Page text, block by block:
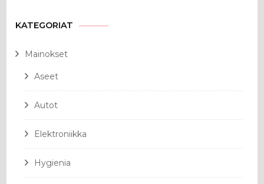
KATEGORIAT
Mainokset
Aseet
Autot
Elektroniikka
Hygienia